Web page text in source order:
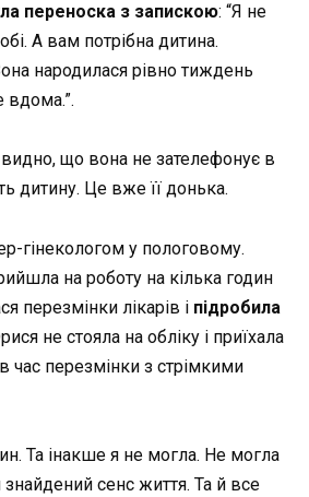
переноска з запискою: “Я не
А вам потрібна дитина.
народилася рівно тиждень
вдома.”.
що вона не зателефонує в
дитину. Це вже її донька.
гінекологом у пологовому.
на роботу на кілька годин
перезмінки лікарів і підробила
не стояла на обліку і приїхала
час перезмінки з стрімкими
Та інакше я не могла. Не могла
знайдений сенс життя. Та й все